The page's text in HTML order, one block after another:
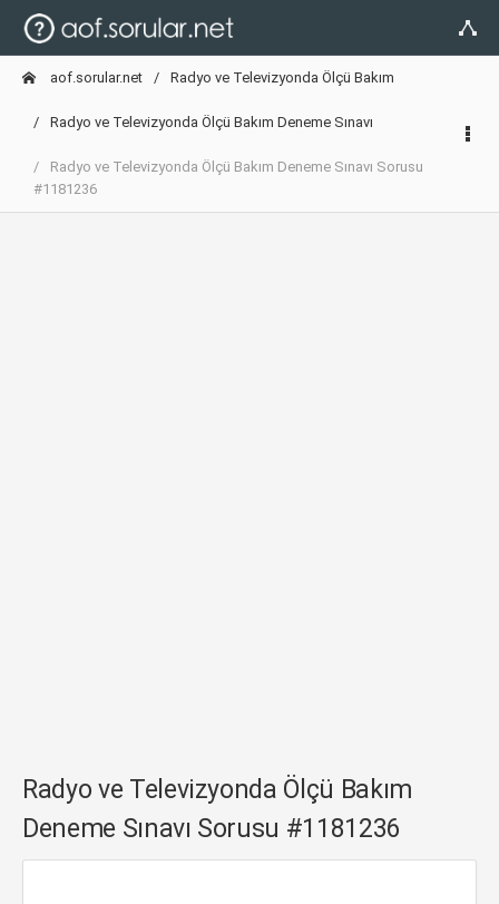
aof.sorular.net Radyo ve Televizyonda Ölçü Bakım
Radyo ve Televizyonda Ölçü Bakım Deneme Sınavı
Radyo ve Televizyonda Ölçü Bakım Deneme Sınavı Sorusu
#1181236
Radyo ve Televizyonda Ölçü Bakım
Deneme Sınavı Sorusu #1181236